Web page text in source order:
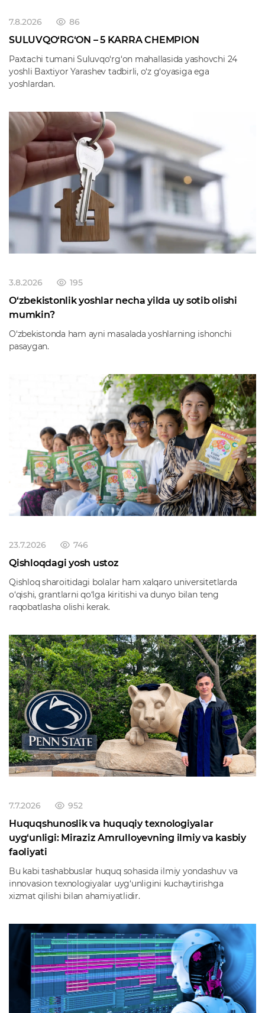
7.8.2026 86
SULUVQO‘RG‘ON – 5 KARRA CHEMPION
Paxtachi tumani Suluvqo‘rg‘on mahallasida yashovchi 24
yoshli Baxtiyor Yarashev tadbirli, o‘z g‘oyasiga ega
yoshlardan.
3.8.2026 195
O‘zbekistonlik yoshlar necha yilda uy sotib olishi
mumkin?
O‘zbekistonda ham ayni masalada yoshlarning ishonchi
pasaygan.
23.7.2026 746
Qishloqdagi yosh ustoz
Qishloq sharoitidagi bolalar ham xalqaro universitetlarda
o‘qishi, grantlarni qo‘lga kiritishi va dunyo bilan teng
raqobatlasha olishi kerak.
7.7.2026 952
Huquqshunoslik va huquqiy texnologiyalar
uyg‘unligi: Miraziz Amrulloyevning ilmiy va kasbiy
faoliyati
Bu kabi tashabbuslar huquq sohasida ilmiy yondashuv va
innovasion texnologiyalar uyg‘unligini kuchaytirishga
xizmat qilishi bilan ahamiyatlidir.